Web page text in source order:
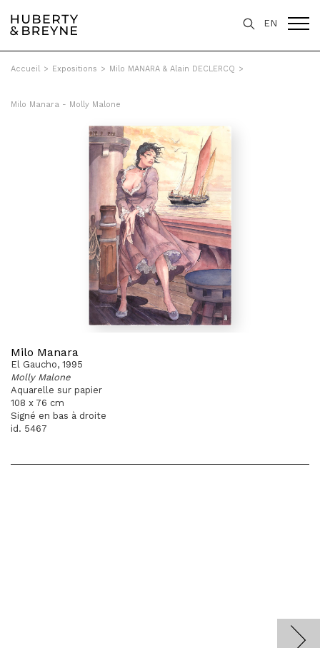
EN
Accueil > Expositions > Milo MANARA & Alain DECLERCQ >
Milo Manara - Molly Malone
Milo Manara
El Gaucho, 1995
Molly Malone
Aquarelle sur papier
108 x 76 cm
Signé en bas à droite
id. 5467